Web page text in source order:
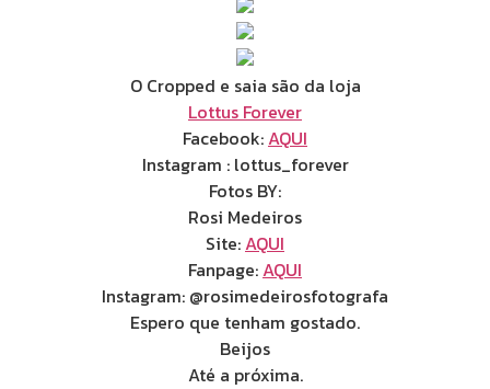
O Cropped e saia são da loja
Lottus Forever
Facebook:AQUI
Instagram : lottus_forever
Fotos BY:
Rosi Medeiros
Site:AQUI
Fanpage:AQUI
Instagram: @rosimedeirosfotografa
Espero que tenham gostado.
Beijos
Até a próxima.